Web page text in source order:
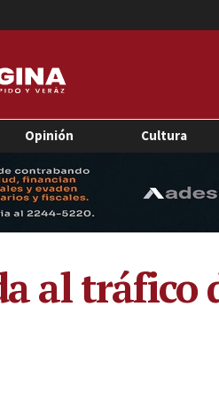
Opinión Cultura
al tráfico